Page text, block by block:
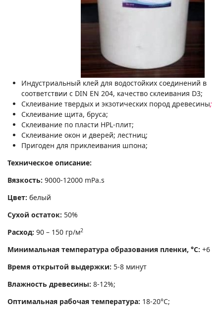
Индустриальный клей для водостойких соединений в
соответствии с DIN EN 204, качество склеивания D3;
Склеивание твердых и экзотических пород древесины;
Склеивание щита, бруса;
Склеивание по пласти HPL-плит;
Склеивание окон и дверей; лестниц;
Пригоден для приклеивания шпона;
Техническое описание:
Вязкость: 9000-12000 mPa.s
Цвет: белый
Сухой остаток: 50%
Расход: 90 – 150 гр/м2
Минимальная температура образования пленки, °С: +6
Время открытой выдержки: 5-8 минут
Влажность древесины: 8-12%;
Оптимальная рабочая температура: 18-20°С;